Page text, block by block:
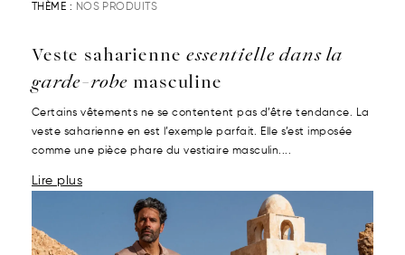
THÈME : NOS PRODUITS
Veste saharienneessentielle dans la
garde-robe masculine
Certains vêtements ne se contentent pas d’être tendance. La
veste saharienne en est l’exemple parfait. Elle s’est imposée
comme une pièce phare du vestiaire masculin....
Lire plus